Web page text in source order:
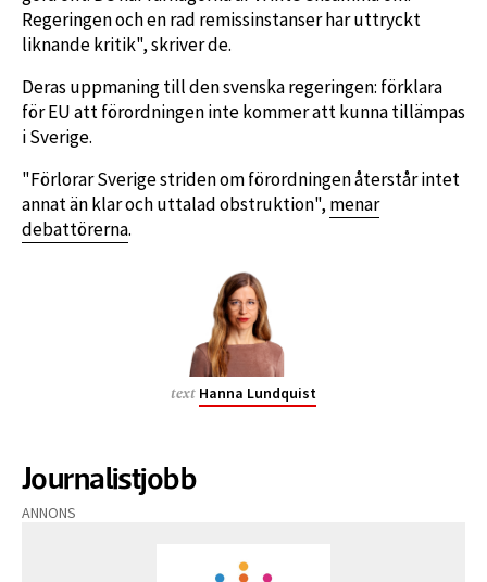
Regeringen och en rad remissinstanser har uttryckt
liknande kritik", skriver de.
Deras uppmaning till den svenska regeringen: förklara
för EU att förordningen inte kommer att kunna tillämpas
i Sverige.
"Förlorar Sverige striden om förordningen återstår intet
annat än klar och uttalad obstruktion",menar
debattörerna.
text Hanna Lundquist
Journalistjobb
ANNONS